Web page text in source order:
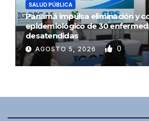
SALUD PÚBLICA
Panamá impulsa eliminación y
epidemiológico de 30
desatendidas
AGOSTO 5, 2026 0